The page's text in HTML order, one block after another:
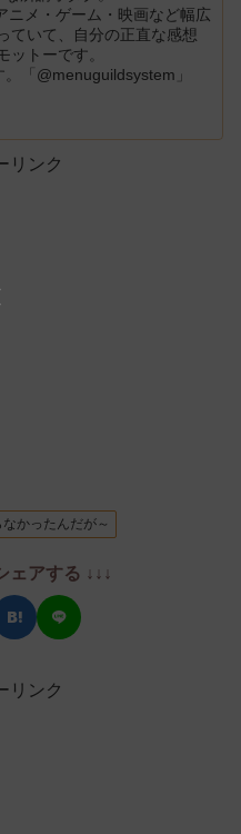
ニメ・ゲーム・映画など幅広
ていて、自分の正直な感想
ットーです。
「@menuguildsystem」
リンク
かったんだが～
ェアする ↓↓↓
リンク